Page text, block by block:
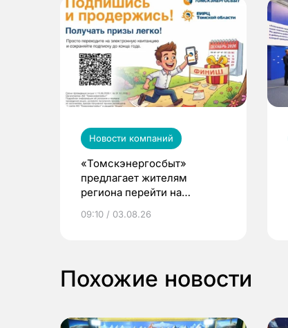
Новости компаний
«Томскэнергосбыт»
предлагает жителям
региона перейти на
выиграть призы
09:10 / 03.08.26
Похожие новости